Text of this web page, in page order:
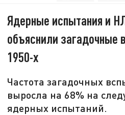
Ядерные испытания и
объяснили загадочные
1950-х
Частота загадочных
выросла на 68% на
ядерных испытаний.